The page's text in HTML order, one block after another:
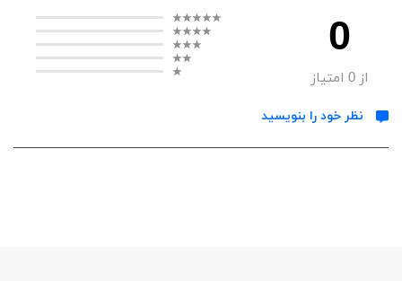
0
از0 امتیاز
نظر خود را بنویسید